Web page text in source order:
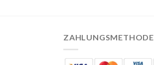
ZAHLUNGSMETHODE